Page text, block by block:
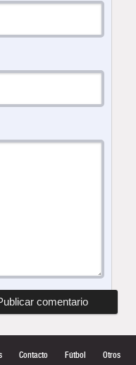
Contacto Fútbol
Otros